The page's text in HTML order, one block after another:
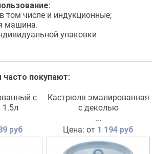
том числе и индукционные;
машина.
упаковки
покупают:
с
1.5л
руб
Кастрюля эмалированная
с деколью
...
Цена: от 1 194 руб